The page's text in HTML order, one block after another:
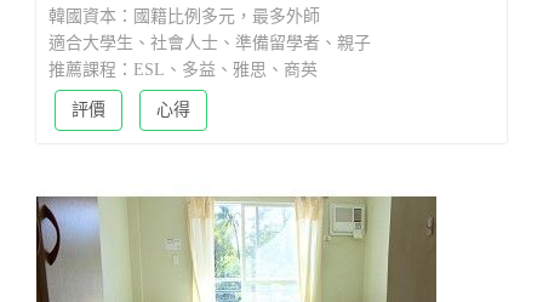
韓國資本：國籍比例多元，最多外師
適合大學生、社會人士、準備留學者、親子
推薦課程：ESL、多益、雅思、商英
評價 心得